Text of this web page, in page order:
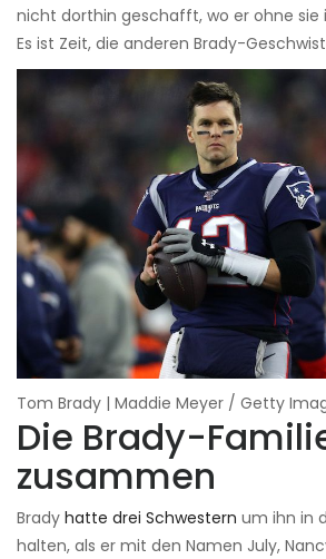
nicht dorthin geschafft, wo er ohne sie
Es ist Zeit, die anderen Brady-
Tom Brady | Maddie Meyer / Getty
Die Brady-
zusammen
Brady hatte drei Schwestern um ihn in
halten, als er mit den Namen July,